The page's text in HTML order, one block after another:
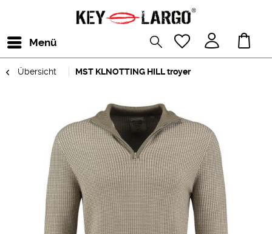
Menü
Übersicht MST KLNOTTING HILL troyer